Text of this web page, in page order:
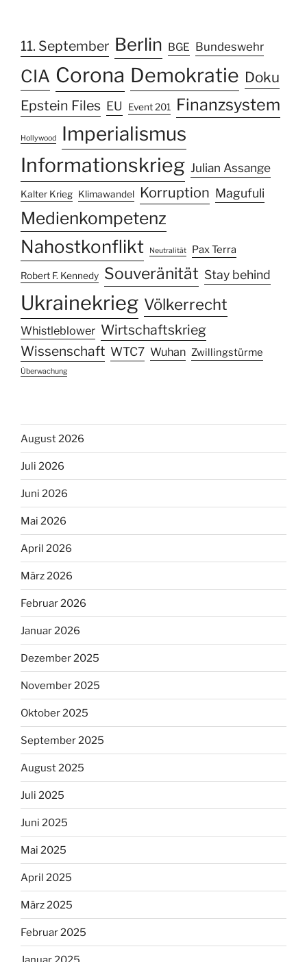
11. September Berlin BGE Bundeswehr
CIA Corona Demokratie Doku
Epstein Files EU Event 201 Finanzsystem
Hollywood
Imperialismus
Informationskrieg Julian Assange
Kalter Krieg Klimawandel Korruption Magufuli
Medienkompetenz
Nahostkonflikt Neutralität Pax Terra
Robert F. Kennedy Souveränität Stay behind
Ukrainekrieg Völkerrecht
Whistleblower Wirtschaftskrieg
Wissenschaft WTC7 Wuhan Zwillingstürme
Überwachung
August 2026
Juli 2026
Juni 2026
Mai 2026
April 2026
März 2026
Februar 2026
Januar 2026
Dezember 2025
November 2025
Oktober 2025
September 2025
August 2025
Juli 2025
Juni 2025
Mai 2025
April 2025
März 2025
Februar 2025